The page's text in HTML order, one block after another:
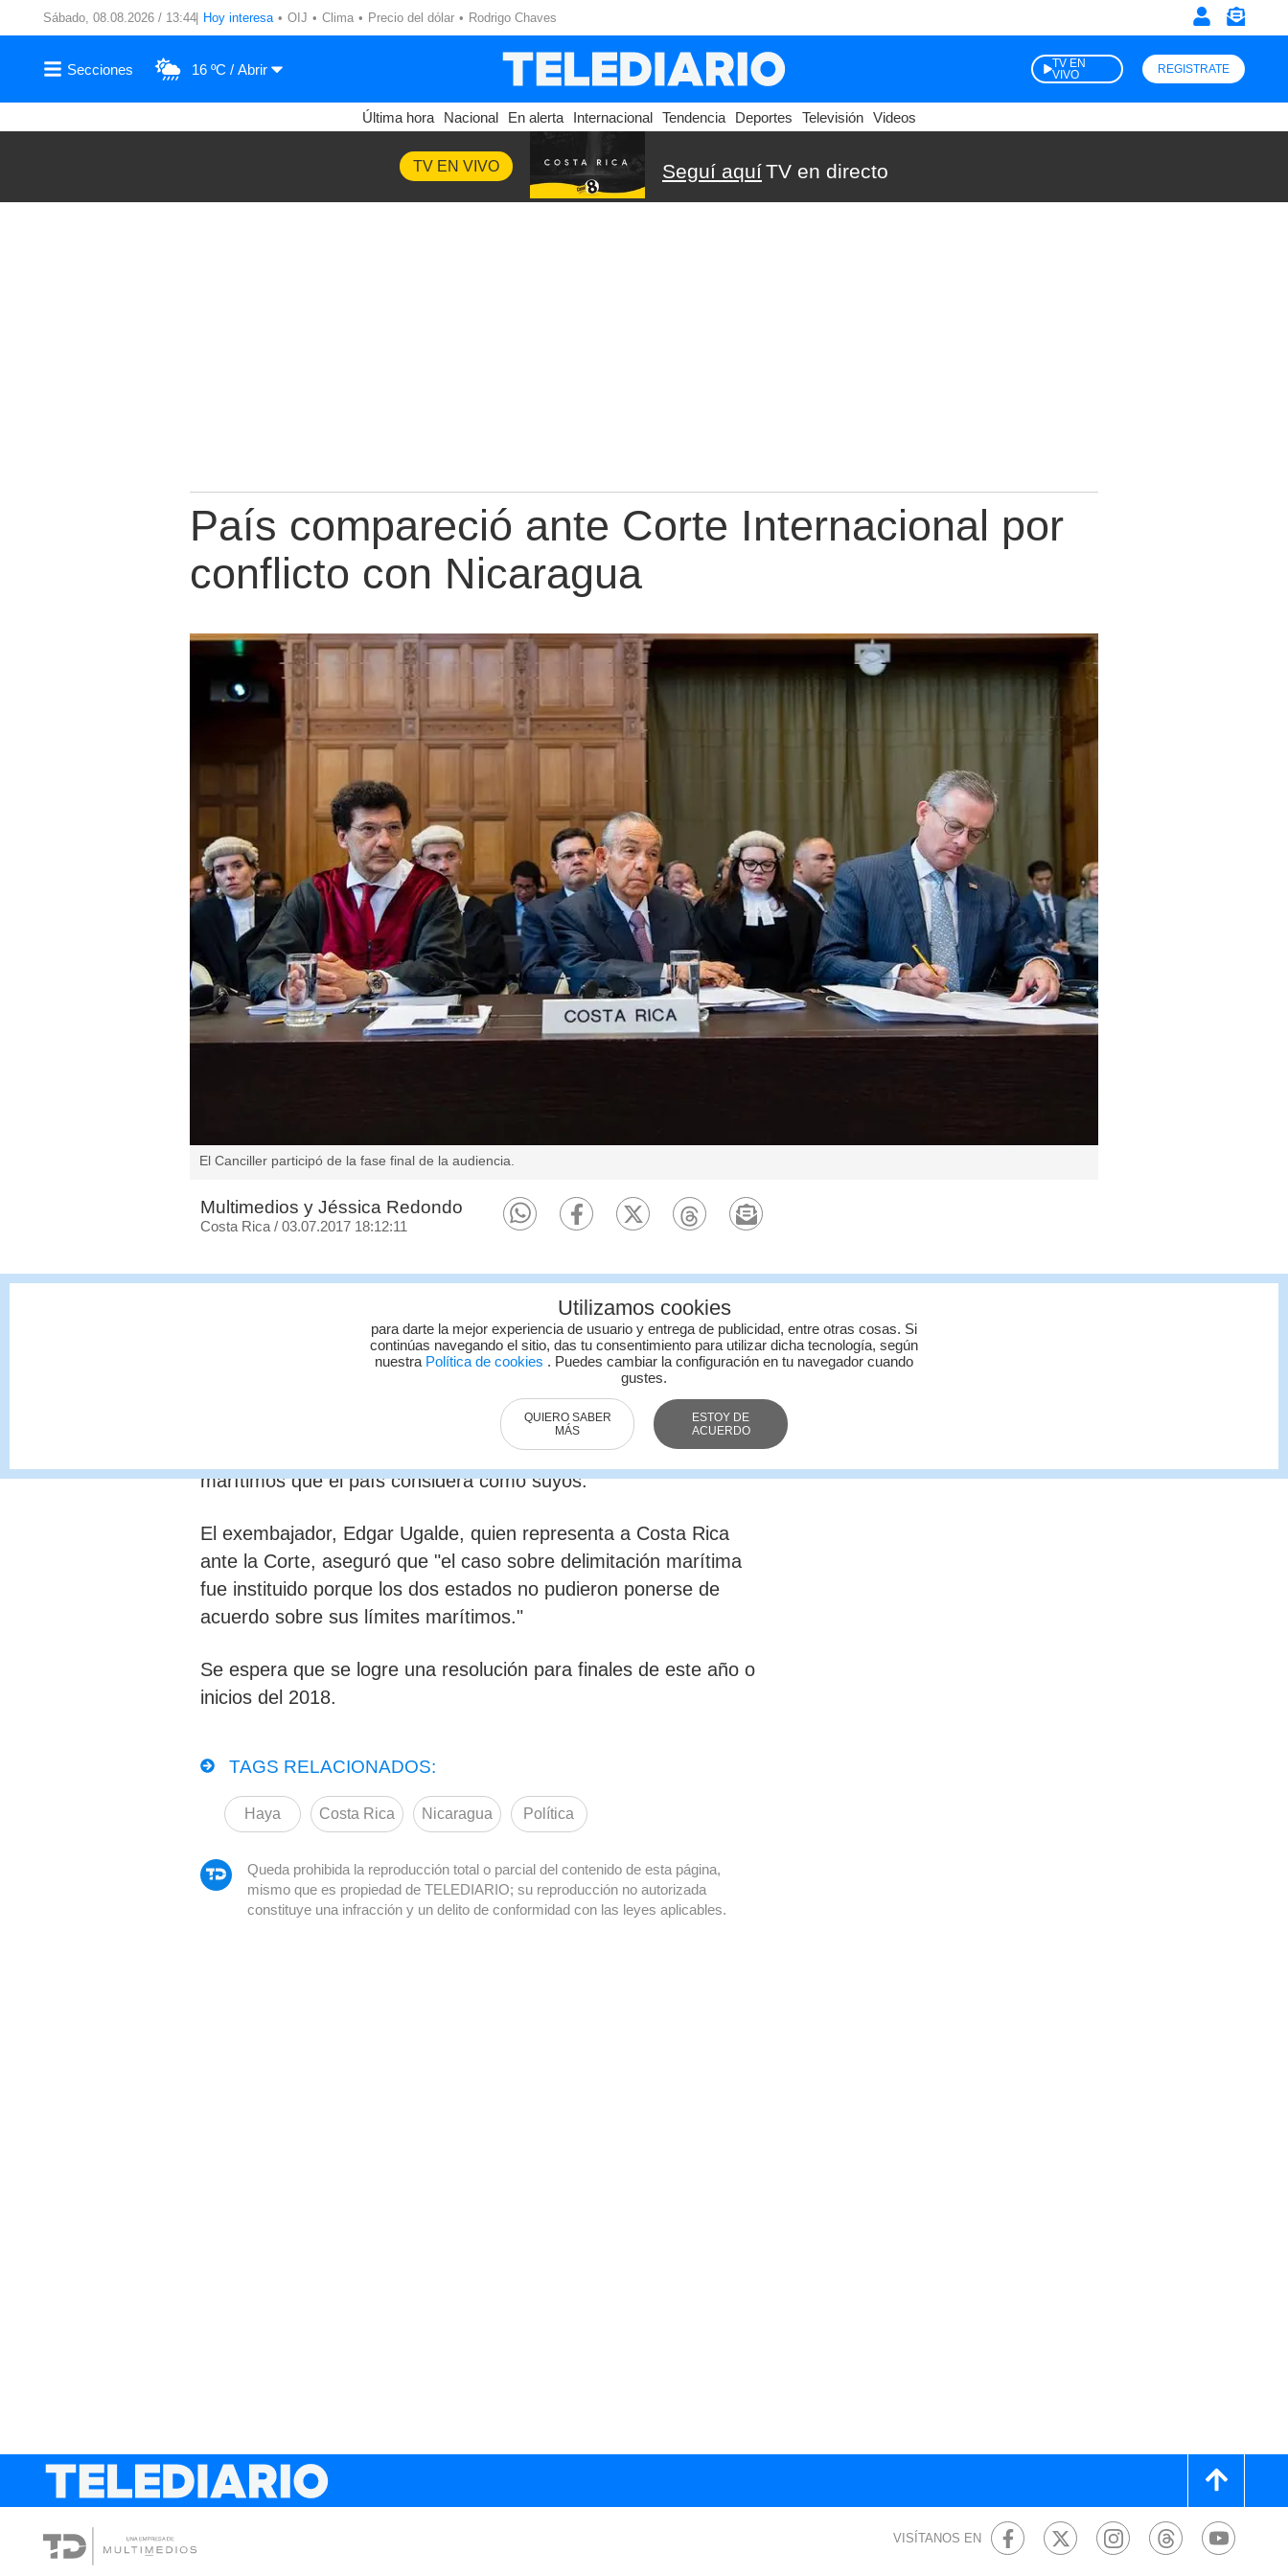
Sábado, 08.08.2026 / 13:44 Hoy interesa OIJ Clima Precio del dólar Rodrigo Chaves
16 ºC
TV EN
VIVO
REGISTRATE
Última hora Nacional En alerta Internacional Tendencia Deportes Televisión Videos
Seguí aquíTV en directo
TV EN VIVO
País compareció ante Corte Internacional por
conflicto con Nicaragua
El Canciller participó de la fase final de la audiencia.
Multimedios y Jéssica Redondo
Costa Rica/ 03.07.2017 18:12:11
Costa Rica inició este lunes la audiencia oral por la disputa de los
límites fronterizos con Nicaragua, donde se presentarán los
alegatos finales en el proceso para definir los límites marítimos.
El caso se presentó el 25 de frebrero de 2014 en respuesta a
diversas acciones realizadas, específicamente la publicaciòn de
mapas donde se ofrecían bloques petroleros en espacios
marítimos que el país considera como suyos.
El exembajador, Edgar Ugalde, quien representa a Costa Rica
ante la Corte, aseguró que "el caso sobre delimitación marítima
fue instituido porque los dos estados no pudieron ponerse de
acuerdo sobre sus límites marítimos."
Se espera que se logre una resolución para finales de este año o
inicios del 2018.
TAGS RELACIONADOS:
Haya Costa Rica Nicaragua Política
Queda prohibida la reproducción total o parcial del contenido de esta página,
mismo que es propiedad de TELEDIARIO; su reproducción no autorizada
constituye una infracción y un delito de conformidad con las leyes aplicables.
VISÍTANOS EN
Utilizamos cookies
para darte la mejor experiencia de usuario y entrega de publicidad, entre otras cosas. Si
continúas navegando el sitio, das tu consentimiento para utilizar dicha tecnología, según
nuestra Política de cookies . Puedes cambiar la configuración en tu navegador cuando
gustes.
QUIERO SABER
MÁS
ESTOY DE
ACUERDO